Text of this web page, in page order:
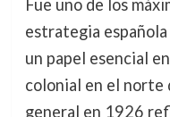
Fue uno de los
estrategia
un papel esencial
colonial en el norte
general en 1926